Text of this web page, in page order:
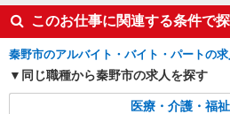
により変動） ・固定
間） ※固定残業時間
（上記給与とは別に支給） 下記資格
歓迎 ・認知症介護基
者研修 ・介護福祉
キープ
株式会社トラストグロース 新宿本社
有料老人ホームで
このお仕事に関連する条件で
秦野市のアルバイト・バイト・パートの
同じ職種から秦野市の求人を探す
医療・介護・福